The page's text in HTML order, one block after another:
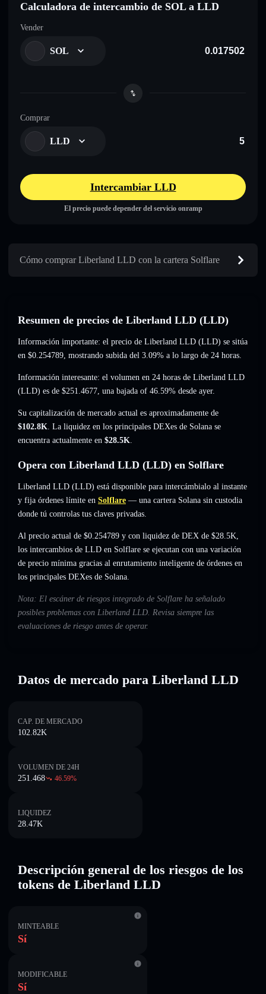
Calculadora de intercambio de SOL a LLD
Vender
SOL
Comprar
LLD
Intercambiar LLD
El precio puede depender del servicio onramp
Cómo comprar Liberland LLD con la cartera Solflare
Resumen de precios de Liberland LLD (LLD)
Información importante: el precio de Liberland LLD (LLD) se sitúa
en $0.254789, mostrando subida del 3.09% a lo largo de 24 horas.
Información interesante: el volumen en 24 horas de Liberland LLD
(LLD) es de $251.4677, una bajada of 46.59% desde ayer.
Su capitalización de mercado actual es aproximadamente de
$102.8K. La liquidez en los principales DEXes de Solana se
encuentra actualmente en $28.5K.
Opera con Liberland LLD (LLD) en Solflare
Liberland LLD (LLD) está disponible para intercámbialo al instante
y fija órdenes límite en Solflare — una cartera Solana sin custodia
donde tú controlas tus claves privadas.
Al precio actual de $0.254789 y con liquidez de DEX de $28.5K,
los intercambios de LLD en Solflare se ejecutan con una variación
de precio mínima gracias al enrutamiento inteligente de órdenes en
los principales DEXes de Solana.
Nota: El escáner de riesgos integrado de Solflare ha señalado
posibles problemas con Liberland LLD. Revisa siempre las
evaluaciones de riesgo antes de operar.
Datos de mercado para Liberland LLD
CAP. DE MERCADO
102.82K
VOLUMEN DE 24H
251.468 46.59%
LIQUIDEZ
28.47K
Descripción general de los riesgos de los
tokens de Liberland LLD
MINTEABLE
Sí
MODIFICABLE
Sí